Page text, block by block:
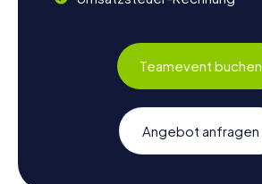
Teamevent buchen
Angebot anfragen